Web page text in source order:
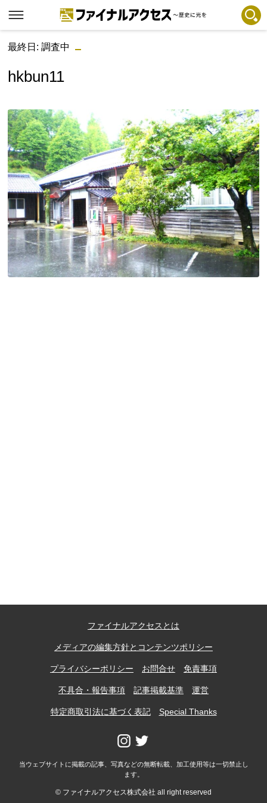
ファイナルアクセスとは
プライバシーポリシー
お問合せ
免責事項
不具合・報告事項
記事掲載基準
運営
特定商取引法に基づく表記
フリーワードで探す
日本銀行 鳥居坂分館
根室市立珸瑶瑁小学校 閉校
釧路市立柏木小学校 閉校
Final Access Books
最終日: 調査中
hkbun11
ファイナルアクセスとは
メディアの編集方針とコンテンツポリシー
プライバシーポリシー お問合せ 免責事項
不具合・報告事項 記事掲載基準 運営
特定商取引法に基づく表記 Special Thanks
当ウェブサイトに掲載の記事、写真などの無断転載、加工使用等は一切禁止し
ます。
© ファイナルアクセス株式会社 all right reserved